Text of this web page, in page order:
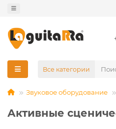
Все категории
Звуковое оборудование
Активные